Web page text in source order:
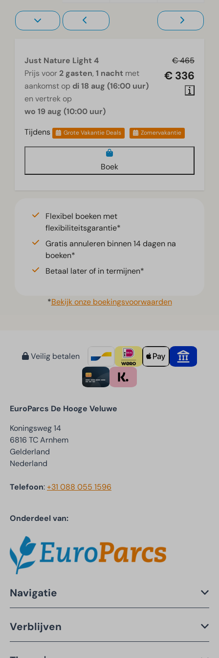
€ 465
€ 336
Just Nature Light 4
Prijs voor 2 gasten, 1 nacht met
aankomst op di 18 aug (16:00 uur)
en vertrek op
wo 19 aug (10:00 uur)
Tijdens
Grote Vakantie Deals Zomervakantie
Boek
Flexibel boeken met
flexibiliteitsgarantie*
Gratis annuleren binnen 14 dagen na
boeken*
Betaal later of in termijnen*
*Bekijk onze boekingsvoorwaarden
Veilig betalen
EuroParcs De Hooge Veluwe
Koningsweg 14
6816 TC Arnhem
Gelderland
Nederland
Telefoon:+31 088 055 1596
Onderdeel van:
Navigatie
Verblijven